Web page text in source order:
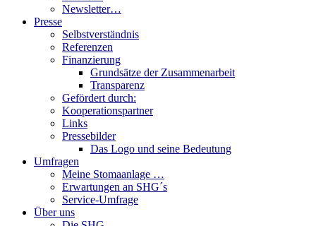
Newsletter…
Presse
Selbstverständnis
Referenzen
Finanzierung
Grundsätze der Zusammenarbeit
Transparenz
Gefördert durch:
Kooperationspartner
Links
Pressebilder
Das Logo und seine Bedeutung
Umfragen
Meine Stomaanlage …
Erwartungen an SHG´s
Service-Umfrage
Über uns